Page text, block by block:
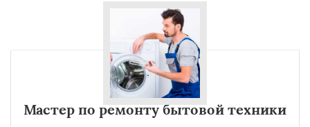
Мастер по ремонту бытовой техники